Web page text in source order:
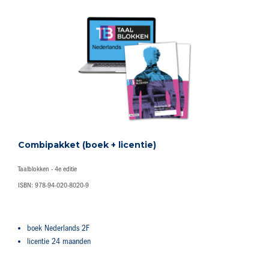
Combipakket (boek + licentie)
Taalblokken - 4e editie
ISBN: 978-94-020-8020-9
boek Nederlands 2F
licentie 24 maanden